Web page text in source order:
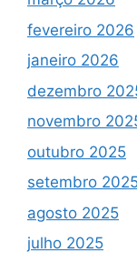
fevereiro 2026
janeiro 2026
dezembro
novembro
outubro 2025
setembro
agosto 2025
julho 2025